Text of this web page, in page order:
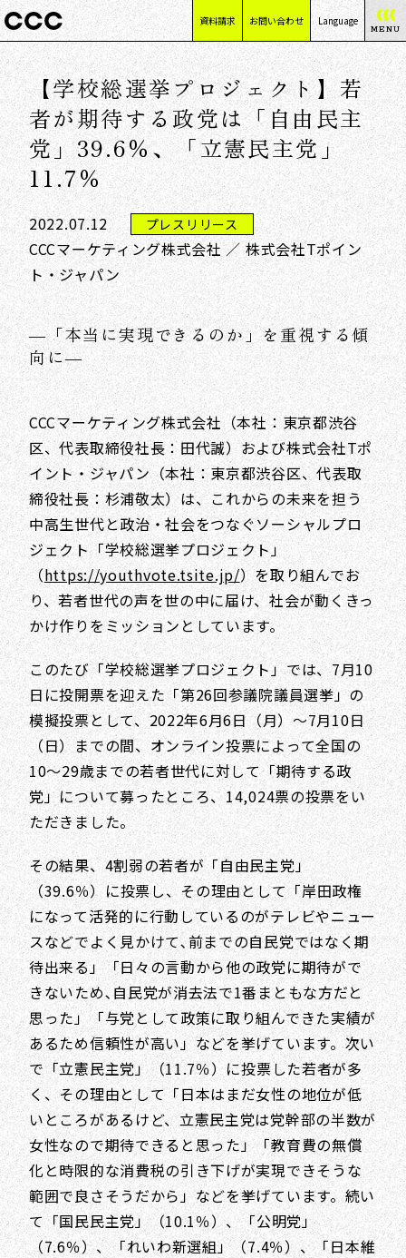
資料請求 お問い合わせ Language
日本語
English
简体中文
繁體中文
MENU
【学校総選挙プロジェクト】若
者が期待する政党は「自由民主
党」39.6％、「立憲民主党」
11.7％
2022.07.12 プレスリリース
CCCマーケティング株式会社 ／ 株式会社Tポイン
ト・ジャパン
―「本当に実現できるのか」を重視する傾
向に―
CCCマーケティング株式会社（本社：東京都渋谷
区、代表取締役社長：田代誠）および株式会社Tポ
イント・ジャパン（本社：東京都渋谷区、代表取
締役社長：杉浦敬太）は、これからの未来を担う
中高生世代と政治・社会をつなぐソーシャルプロ
ジェクト「学校総選挙プロジェクト」
（https://youthvote.tsite.jp/）を取り組んでお
り、若者世代の声を世の中に届け、社会が動くきっ
かけ作りをミッションとしています。
このたび「学校総選挙プロジェクト」では、7月10
日に投開票を迎えた「第26回参議院議員選挙」の
模擬投票として、2022年6月6日（月）～7月10日
（日）までの間、オンライン投票によって全国の
10～29歳までの若者世代に対して「期待する政
党」について募ったところ、14,024票の投票をい
ただきました。
その結果、4割弱の若者が「自由民主党」
（39.6％）に投票し、その理由として「岸田政権
になって活発的に行動しているのがテレビやニュー
スなどでよく見かけて､前までの自民党ではなく期
待出来る」「日々の言動から他の政党に期待がで
きないため､自民党が消去法で1番まともな方だと
思った」「与党として政策に取り組んできた実績が
あるため信頼性が高い」などを挙げています。次い
で「立憲民主党」（11.7％）に投票した若者が多
く、その理由として「日本はまだ女性の地位が低
いところがあるけど、立憲民主党は党幹部の半数が
女性なので期待できると思った」「教育費の無償
化と時限的な消費税の引き下げが実現できそうな
範囲で良さそうだから」などを挙げています。続い
て「国民民主党」（10.1％）、「公明党」
（7.6％）、「れいわ新選組」（7.4％）、「日本維